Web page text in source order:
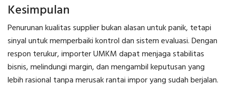
Kesimpulan
Penurunan kualitas supplier bukan alasan untuk panik, tetapi
sinyal untuk memperbaiki kontrol dan sistem evaluasi. Dengan
respon terukur, importer UMKM dapat menjaga stabilitas
bisnis, melindungi margin, dan mengambil keputusan yang
lebih rasional tanpa merusak rantai impor yang sudah berjalan.